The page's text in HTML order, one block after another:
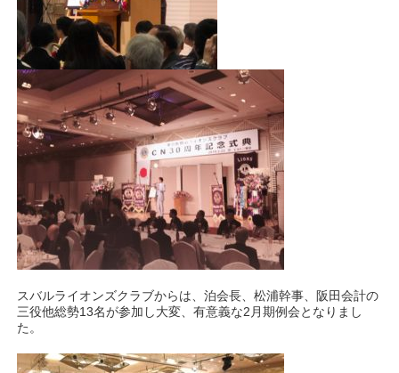
スバルライオンズクラブからは、泊会長、松浦幹事、阪田会計の
三役他総勢13名が参加し大変、有意義な2月期例会となりまし
た。